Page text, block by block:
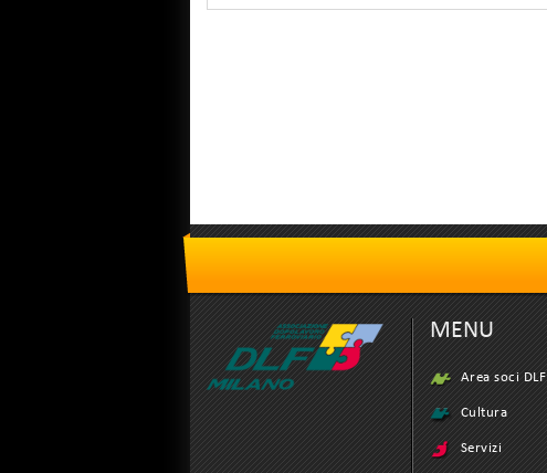
MENU
Area soci DLF
Cultura
Servizi